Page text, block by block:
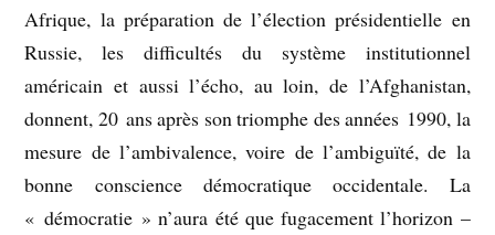
Afrique, la préparation de l’élection présidentielle en
Russie, les difficultés du système institutionnel
américain et aussi l’écho, au loin, de l’Afghanistan,
donnent, 20 ans après son triomphe des années 1990, la
mesure de l’ambivalence, voire de l’ambiguïté, de la
bonne conscience démocratique occidentale. La
« démocratie » n’aura été que fugacement l’horizon –